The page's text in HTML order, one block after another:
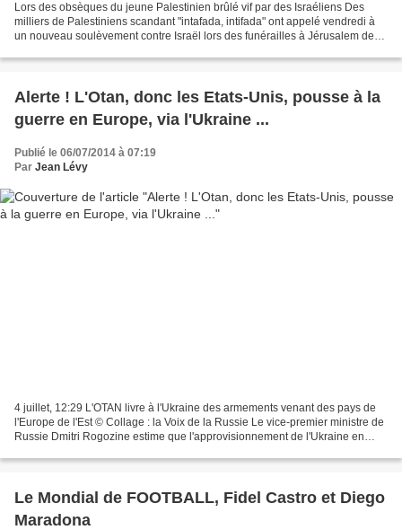
Lors des obsèques du jeune Palestinien brûlé vif par des Israéliens Des
milliers de Palestiniens scandant "intafada, intifada" ont appelé vendredi à
un nouveau soulèvement contre Israël lors des funérailles à Jérusalem de
Alerte ! L'Otan, donc les Etats-Unis, pousse à la
guerre en Europe, via l'Ukraine ...
Publié le 06/07/2014 à 07:19
Par Jean Lévy
4 juillet, 12:29 L'OTAN livre à l'Ukraine des armements venant des pays de
l'Europe de l'Est © Collage : la Voix de la Russie Le vice-premier ministre de
Russie Dmitri Rogozine estime que l'approvisionnement de l'Ukraine en
Le Mondial de FOOTBALL, Fidel Castro et Diego
Maradona